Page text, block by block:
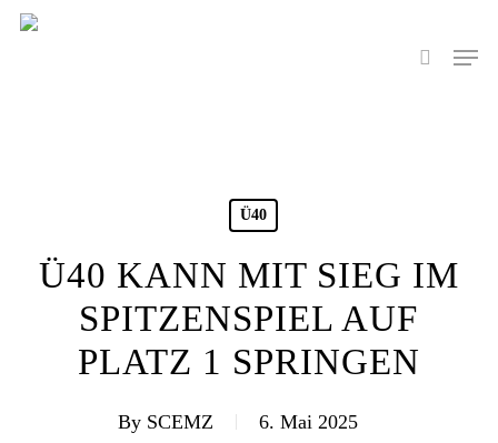
Skip
search
Menu
Ü40
Ü40 KANN MIT SIEG IM
SPITZENSPIEL AUF
PLATZ 1 SPRINGEN
By SCEMZ 6. Mai 2025